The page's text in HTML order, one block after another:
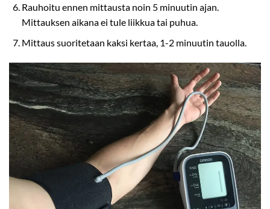
Rauhoitu ennen mittausta noin 5 minuutin ajan.
Mittauksen aikana ei tule liikkua tai puhua.
Mittaus suoritetaan kaksi kertaa, 1-2 minuutin tauolla.